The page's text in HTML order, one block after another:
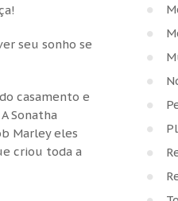
seu sonho se
casamento e
Sonatha
Marley eles
criou toda a